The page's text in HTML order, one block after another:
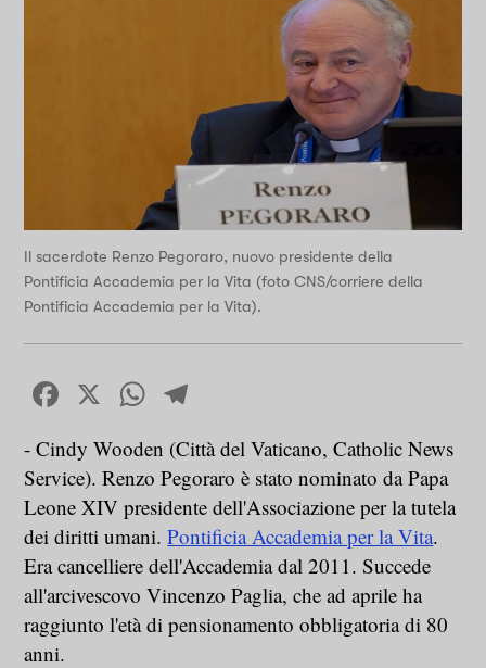
Il sacerdote Renzo Pegoraro, nuovo presidente della
Pontificia Accademia per la Vita (foto CNS/corriere della
Pontificia Accademia per la Vita).
Facebook
X WhatsApp
- Cindy Wooden (Città del Vaticano, Catholic News
Service). Renzo Pegoraro è stato nominato da Papa
Leone XIV presidente dell'Associazione per la tutela
dei diritti umani.Pontificia Accademia per la Vita.
Era cancelliere dell'Accademia dal 2011. Succede
all'arcivescovo Vincenzo Paglia, che ad aprile ha
raggiunto l'età di pensionamento obbligatoria di 80
anni.